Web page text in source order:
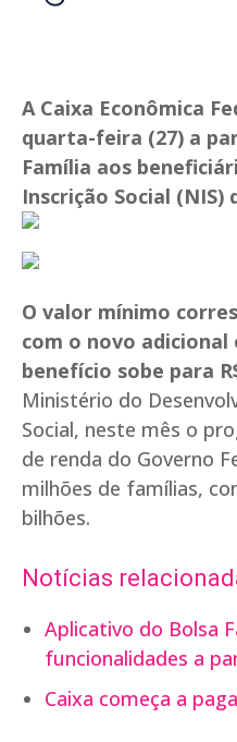
A Caixa Econômica
quarta-feira (27) a
Família aos
Inscrição Social (NIS)
O valor mínimo
com o novo
benefício sobe para
Ministério do
Social, neste mês o
de renda do Governo
milhões de famílias,
bilhões.
Notícias
Aplicativo do Bolsa
funcionalidades a
Caixa começa a